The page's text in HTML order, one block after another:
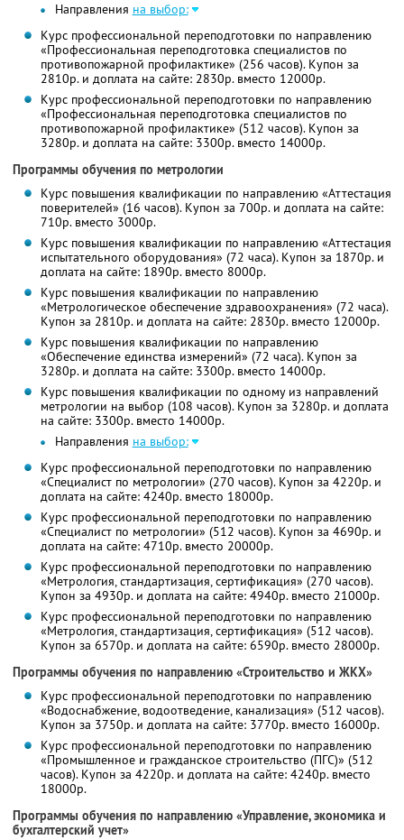
Направления на выбор:
Курс профессиональной переподготовки по направлению
«Профессиональная переподготовка специалистов по
противопожарной профилактике» (256 часов). Купон за
2810р. и доплата на сайте: 2830р. вместо 12000р.
Курс профессиональной переподготовки по направлению
«Профессиональная переподготовка специалистов по
противопожарной профилактике» (512 часов). Купон за
3280р. и доплата на сайте: 3300р. вместо 14000р.
Программы обучения по метрологии
Курс повышения квалификации по направлению «Аттестация
поверителей» (16 часов). Купон за 700р. и доплата на сайте:
710р. вместо 3000р.
Курс повышения квалификации по направлению «Аттестация
испытательного оборудования» (72 часа). Купон за 1870р. и
доплата на сайте: 1890р. вместо 8000р.
Курс повышения квалификации по направлению
«Метрологическое обеспечение здравоохранения» (72 часа).
Купон за 2810р. и доплата на сайте: 2830р. вместо 12000р.
Курс повышения квалификации по направлению
«Обеспечение единства измерений» (72 часа). Купон за
3280р. и доплата на сайте: 3300р. вместо 14000р.
Курс повышения квалификации по одному из направлений
метрологии на выбор (108 часов). Купон за 3280р. и доплата
на сайте: 3300р. вместо 14000р.
Направления на выбор:
Курс профессиональной переподготовки по направлению
«Специалист по метрологии» (270 часов). Купон за 4220р. и
доплата на сайте: 4240р. вместо 18000р.
Курс профессиональной переподготовки по направлению
«Специалист по метрологии» (512 часов). Купон за 4690р. и
доплата на сайте: 4710р. вместо 20000р.
Курс профессиональной переподготовки по направлению
«Метрология, стандартизация, сертификация» (270 часов).
Купон за 4930р. и доплата на сайте: 4940р. вместо 21000р.
Курс профессиональной переподготовки по направлению
«Метрология, стандартизация, сертификация» (512 часов).
Купон за 6570р. и доплата на сайте: 6590р. вместо 28000р.
Программы обучения по направлению «Строительство и ЖКХ»
Курс профессиональной переподготовки по направлению
«Водоснабжение, водоотведение, канализация» (512 часов).
Купон за 3750р. и доплата на сайте: 3770р. вместо 16000р.
Курс профессиональной переподготовки по направлению
«Промышленное и гражданское строительство (ПГС)» (512
часов). Купон за 4220р. и доплата на сайте: 4240р. вместо
18000р.
Программы обучения по направлению «Управление, экономика и
бухгалтерский учет»